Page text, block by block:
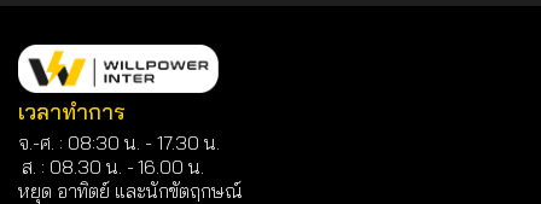
เวลาทำการ
จ.-ศ. : 08:30 น. - 17.30 น.
ส. : 08.30 น. -16.00 น.
หยุด อาทิตย์ และนักขัตฤกษณ์